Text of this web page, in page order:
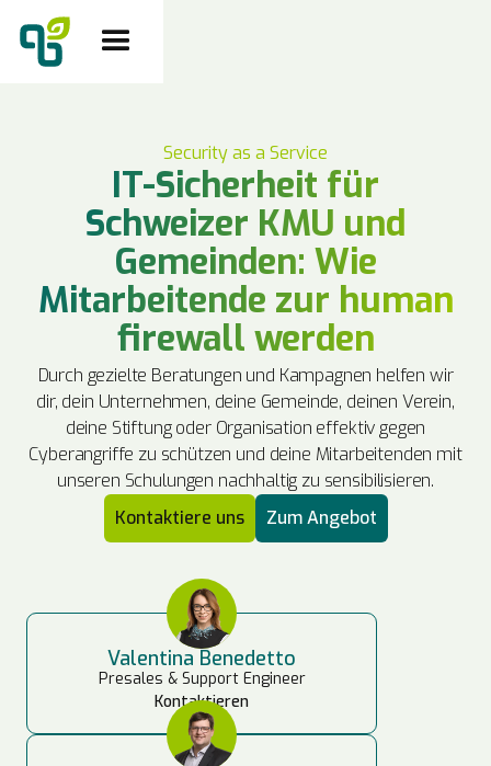
Security as a Service
IT-Sicherheit für
Schweizer KMU und
Gemeinden: Wie
Mitarbeitende zur human
firewall werden
Durch gezielte Beratungen und Kampagnen helfen wir
dir, dein Unternehmen, deine Gemeinde, deinen Verein,
deine Stiftung oder Organisation effektiv gegen
Cyberangriffe zu schützen und deine Mitarbeitenden mit
unseren Schulungen nachhaltig zu sensibilisieren.
Kontaktiere uns
Zum Angebot
Valentina Benedetto
Presales & Support Engineer
Kontaktieren